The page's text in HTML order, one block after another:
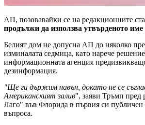
АП, позовавайки се на редакционните
продължи да използва утвърденото име
Белият дом не допусна АП до няколко
изминалата седмица, като нарече
информационната агенция
дезинформация.
"Ще ги държим навън, докато не се
Американският залив", заяви Тръмп пред
Лаго" във Флорида в първия си публичен
въпроса.